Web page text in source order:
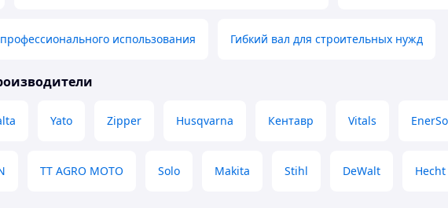
использования Гибкий вал для строительных нужд
Yato Zipper Husqvarna Кентавр Vitals
TT AGRO MOTO Solo Makita Stihl DeWalt Hecht